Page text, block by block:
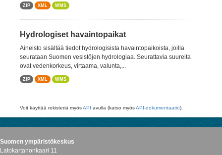
ZIP XML WMS
Hydrologiset havaintopaikat
Aineisto sisältää tiedot hydrologisista havaintopaikoista, joilla
seurataan Suomen vesistöjen hydrologiaa. Seurattavia suureita
ovat vedenkorkeus, virtaama, valunta,...
ZIP XML WMS
Voit käyttää rekisteriä myösAPI avulla (katso myösAPI-dokumentaatio).
Suomen ympäristökeskus
Latokartanonkaari 11